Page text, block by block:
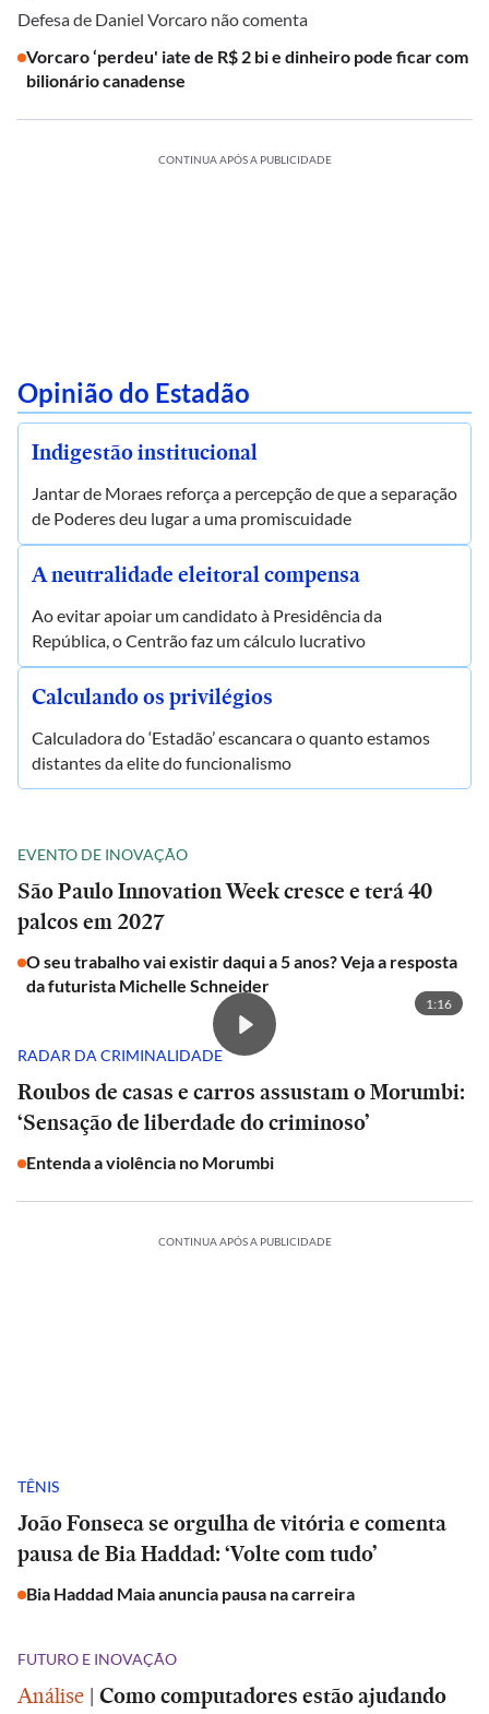
Defesa de Daniel Vorcaro não comenta
Vorcaro ‘perdeu' iate de R$ 2 bi e dinheiro pode ficar com
bilionário canadense
CONTINUA APÓS A PUBLICIDADE
Opinião do Estadão
Indigestão institucional
Jantar de Moraes reforça a percepção de que a separação
de Poderes deu lugar a uma promiscuidade
A neutralidade eleitoral compensa
Ao evitar apoiar um candidato à Presidência da
República, o Centrão faz um cálculo lucrativo
Calculando os privilégios
Calculadora do ‘Estadão’ escancara o quanto estamos
distantes da elite do funcionalismo
EVENTO DE INOVAÇÃO
São Paulo Innovation Week cresce e terá 40
palcos em 2027
O seu trabalho vai existir daqui a 5 anos? Veja a resposta
da futurista Michelle Schneider
1:16
RADAR DA CRIMINALIDADE
Roubos de casas e carros assustam o Morumbi:
‘Sensação de liberdade do criminoso’
Entenda a violência no Morumbi
CONTINUA APÓS A PUBLICIDADE
TÊNIS
João Fonseca se orgulha de vitória e comenta
pausa de Bia Haddad: ‘Volte com tudo’
Bia Haddad Maia anuncia pausa na carreira
FUTURO E INOVAÇÃO
Análise | Como computadores estão ajudando